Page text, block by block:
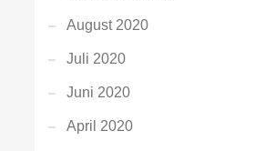
August 2020
Juli 2020
Juni 2020
April 2020